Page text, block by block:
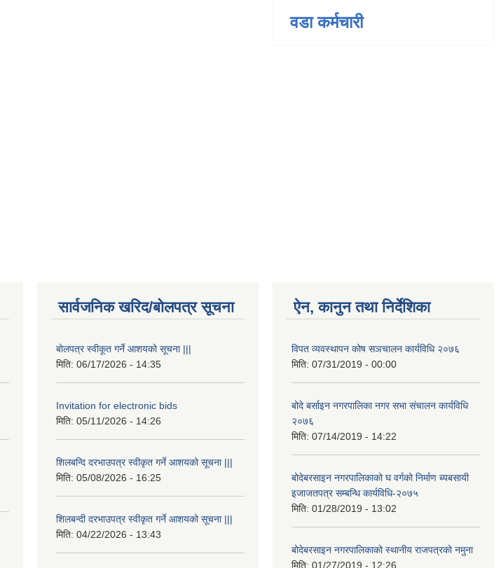
वडा कर्मचारी
सार्वजनिक खरिद/बोलपत्र सूचना
बोलपत्र स्वीकूत गर्ने आशयको सूचना |||
मिति: 06/17/2026 - 14:35
Invitation for electronic bids
मिति: 05/11/2026 - 14:26
शिलबन्दि दरभाउपत्र स्वीकृत गर्ने आशयको सूचना |||
मिति: 05/08/2026 - 16:25
शिलबन्दी दरभाउपत्र स्वीकृत गर्ने आशयको सूचना |||
मिति: 04/22/2026 - 13:43
ऐन, कानुन तथा निर्देशिका
विपत व्यवस्थापन कोष सञचालन कार्यविधि २०७६
मिति: 07/31/2019 - 00:00
बोदे बर्साइन नगरपालिका नगर सभा संचालन कार्यविधि
२०७६
मिति: 07/14/2019 - 14:22
बोदेबरसाइन नगरपालिकाको घ वर्गको निर्माण ब्यबसायी
इजाजतपत्र सम्बन्धि कार्यविधि-२०७५
मिति: 01/28/2019 - 13:02
बोदेबरसाइन नगरपालिकाको स्थानीय राजपत्रको नमुना
मिति: 01/27/2019 - 12:26